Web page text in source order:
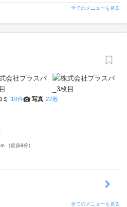
全てのメニューを見る
ミ 18件 写真 22枚
（徒歩6分）
全てのメニューを見る